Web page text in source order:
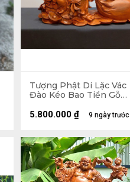
Tượng Phật Di Lặc Vác
Đào Kéo Bao Tiền Gỗ
Sâu 18 (cm)
9 ngày trước
5.800.000 ₫